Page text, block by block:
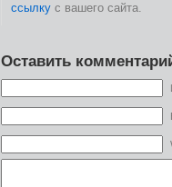
ссылку с вашего сайта.
Оставить